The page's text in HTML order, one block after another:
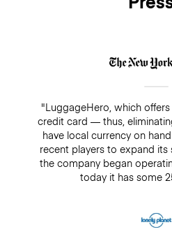
"LuggageHero, which
credit card — thus,
have local currency on
recent players to expand its
the company began
today it has some